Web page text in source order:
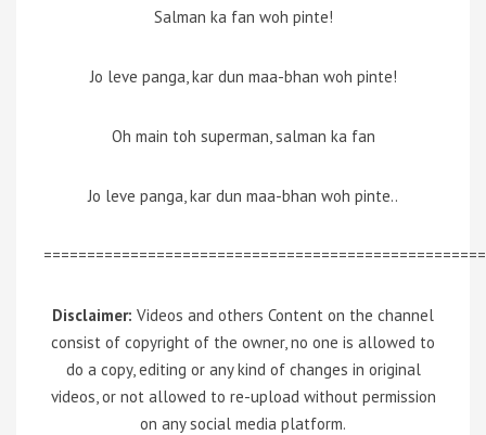
Salman ka fan woh pinte!
Jo leve panga, kar dun maa-bhan woh pinte!
Oh main toh superman, salman ka fan
Jo leve panga, kar dun maa-bhan woh pinte..
Disclaimer: Videos and others Content on the channel
consist of copyright of the owner, no one is allowed to
do a copy, editing or any kind of changes in original
videos, or not allowed to re-upload without permission
on any social media platform.